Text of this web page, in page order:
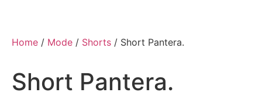
Home / Mode / Shorts / Short Pantera.
Short Pantera.